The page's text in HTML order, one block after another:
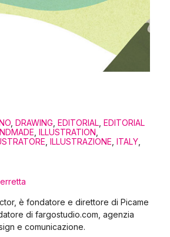
DRAWING EDITORIAL EDITORIAL
ILLUSTRATION
ILLUSTRAZIONE ITALY
è fondatore e direttore di Picame
di fargostudio.com, agenzia
e comunicazione.